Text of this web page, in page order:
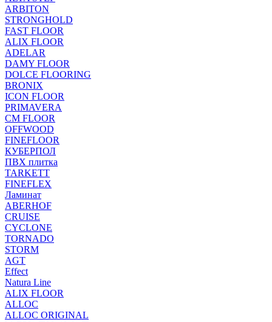
ARBITON
STRONGHOLD
FAST FLOOR
ALIX FLOOR
ADELAR
DAMY FLOOR
DOLCE FLOORING
BRONIX
ICON FLOOR
PRIMAVERA
CM FLOOR
OFFWOOD
FINEFLOOR
КУБЕРПОЛ
ПВХ плитка
TARKETT
FINEFLEX
Ламинат
ABERHOF
CRUISE
CYCLONE
TORNADO
STORM
AGT
Effect
Natura Line
ALIX FLOOR
ALLOC
ALLOC ORIGINAL